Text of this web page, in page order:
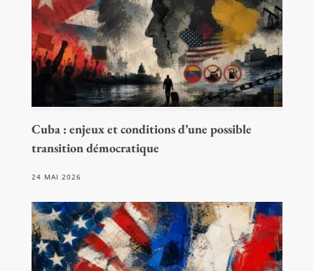
Cuba : enjeux et conditions d’une possible
transition démocratique
24 MAI 2026